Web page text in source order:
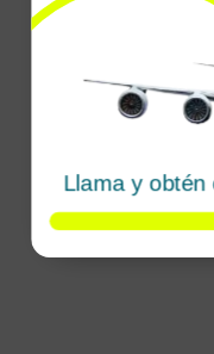
Llama y obtén